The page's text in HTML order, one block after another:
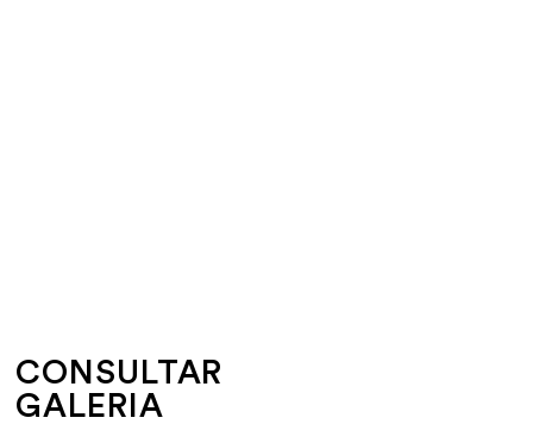
CONSULTAR
GALERIA